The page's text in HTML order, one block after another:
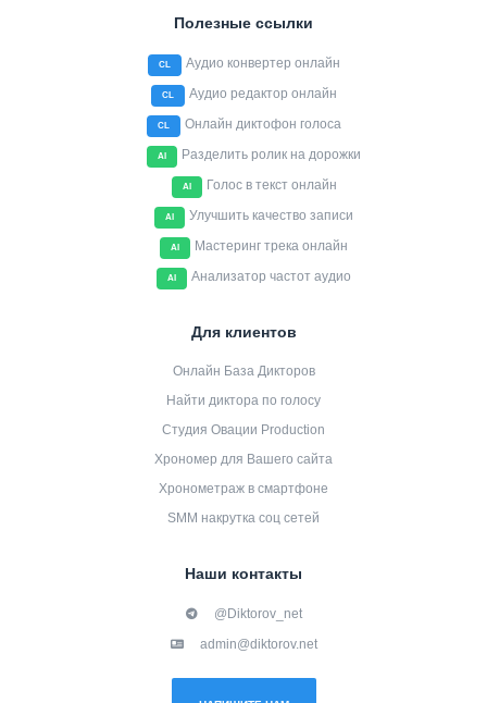
Полезные ссылки
CL Аудио конвертер онлайн
CL Аудио редактор онлайн
CL Онлайн диктофон голоса
AI Разделить ролик на дорожки
AI Голос в текст онлайн
AI Улучшить качество записи
AI Мастеринг трека онлайн
AI Анализатор частот аудио
Для клиентов
Онлайн База Дикторов
Найти диктора по голосу
Студия Овации Production
Хрономер для Вашего сайта
Хронометраж в смартфоне
SMM накрутка соц сетей
Наши контакты
@Diktorov_net
admin@diktorov.net